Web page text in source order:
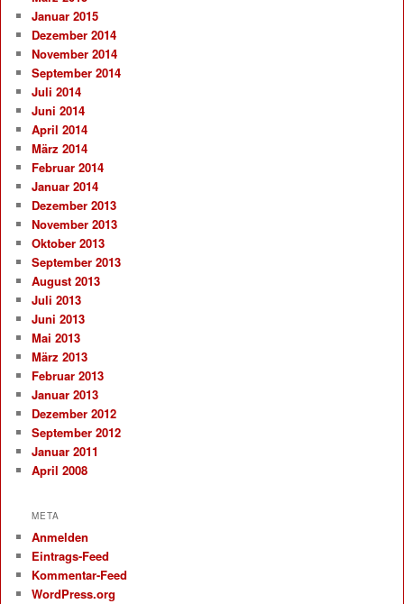
Januar 2015
Dezember 2014
November 2014
September 2014
Juli 2014
Juni 2014
April 2014
März 2014
Februar 2014
Januar 2014
Dezember 2013
November 2013
Oktober 2013
September 2013
August 2013
Juli 2013
Juni 2013
Mai 2013
März 2013
Februar 2013
Januar 2013
Dezember 2012
September 2012
Januar 2011
April 2008
META
Anmelden
Eintrags-Feed
Kommentar-Feed
WordPress.org